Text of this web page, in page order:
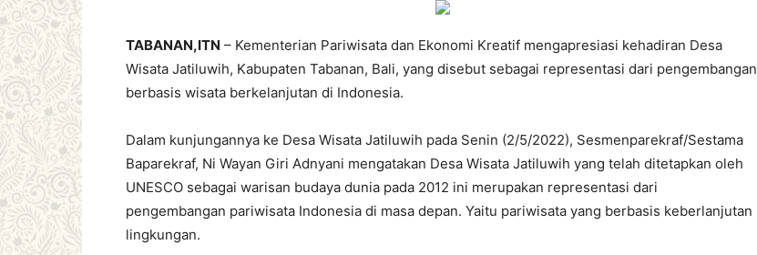
TABANAN,ITN – Kementerian Pariwisata dan Ekonomi Kreatif mengapresiasi kehadiran Desa
Wisata Jatiluwih, Kabupaten Tabanan, Bali, yang disebut sebagai representasi dari pengembangan
berbasis wisata berkelanjutan di Indonesia.
Dalam kunjungannya ke Desa Wisata Jatiluwih pada Senin (2/5/2022), Sesmenparekraf/Sestama
Baparekraf, Ni Wayan Giri Adnyani mengatakan Desa Wisata Jatiluwih yang telah ditetapkan oleh
UNESCO sebagai warisan budaya dunia pada 2012 ini merupakan representasi dari
pengembangan pariwisata Indonesia di masa depan. Yaitu pariwisata yang berbasis keberlanjutan
lingkungan.